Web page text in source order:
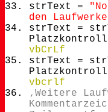
strText =
den
strText =
vbCrLf
strText =
vbcrlf
‚Weitere